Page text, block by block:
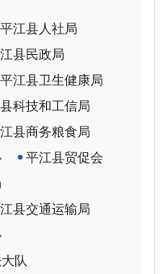
平江县人社局
县民政局
平江县卫生健康局
科技和工信局
县商务粮食局
平江县贸促会
县交通运输局
队